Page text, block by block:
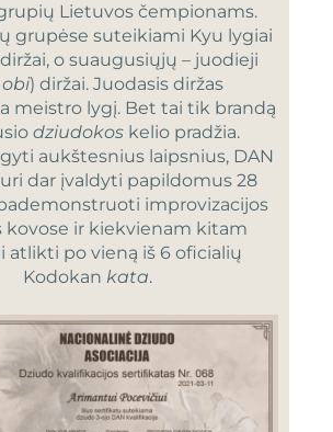
Lietuvos čempionams.
grupėse suteikiami Kyu lygiai
o suaugusiųjų – juodieji
) diržai. Juodasis diržas
meistro lygį. Bet tai tik brandą
dziudokos kelio pradžia.
aukštesnius laipsnius, DAN
dar įvaldyti papildomus 28
improvizacijos
kovose ir kiekvienam kitam
atlikti po vieną iš 6 oficialių
Kodokan kata.